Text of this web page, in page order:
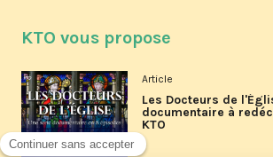
KTO vous propose
Article
Les Docteurs de
documentaire à
KTO